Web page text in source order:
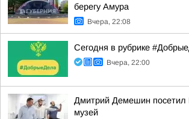
берегу Амура
Вчера, 22:08
Сегодня в рубрике
Вчера, 22:00
Дмитрий Демешин посетил
музей